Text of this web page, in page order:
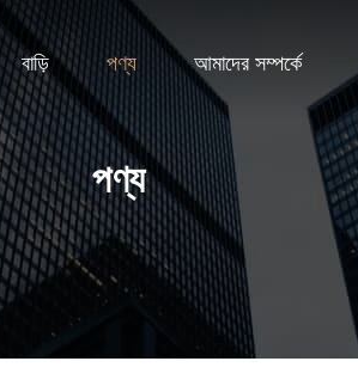
বাড়ি পণ্য আমাদের সম্পর্কে
পণ্য